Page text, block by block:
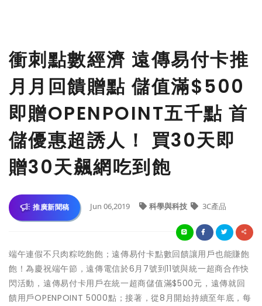
衝刺點數經濟 遠傳易付卡推
月月回饋贈點 儲值滿$500
即贈OPENPOINT五千點 首
儲優惠超誘人！ 買30天即
贈30天飆網吃到飽
推廣新聞稿 Jun 06,2019 科學與科技 3C產品
端午連假不只肉粽吃飽飽；遠傳易付卡點數回饋讓用戶也能賺飽
飽！為慶祝端午節，遠傳電信於6月7號到11號與統一超商合作快
閃活動，遠傳易付卡用戶在統一超商儲值滿$500元，遠傳就回
饋用戶OPENPOINT 5000點；接著，從8月開始持續至年底，每